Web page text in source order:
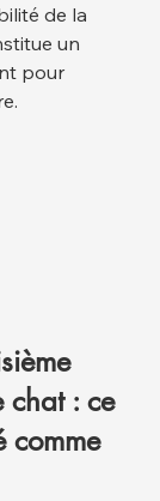
de la
un
pour
chat : ce
comme